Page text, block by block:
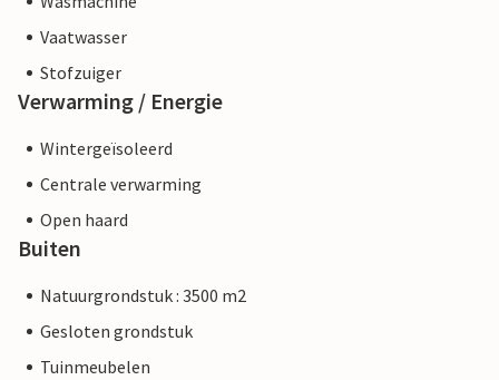
Vaatwasser
Stofzuiger
Verwarming / Energie
Wintergeïsoleerd
Centrale verwarming
Open haard
Buiten
Natuurgrondstuk : 3500 m2
Gesloten grondstuk
Tuinmeubelen